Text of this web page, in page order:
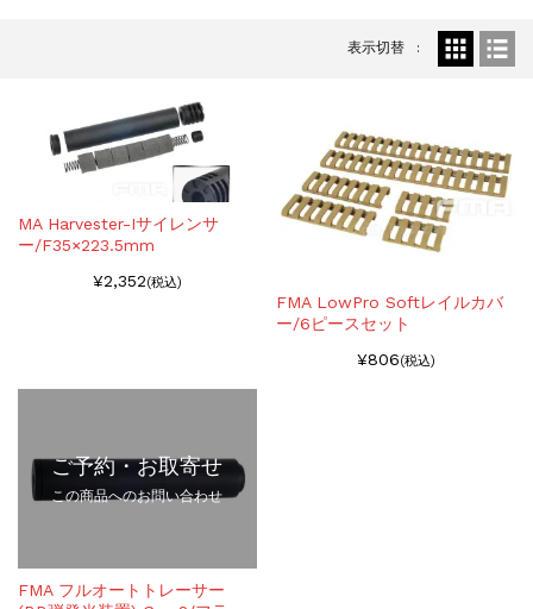
GMailご利用のお客様へ...
お知らせ
2025.8.28
ちょっと面白い電動416修理...
表示切替
MA Harvester-Iサイレンサ
ー/F35×223.5mm
¥2,352(税込)
FMA LowPro Softレイルカバ
ー/6ピースセット
¥806(税込)
ご予約・お取寄せ
この商品へのお問い合わせ
FMA フルオートトレーサー